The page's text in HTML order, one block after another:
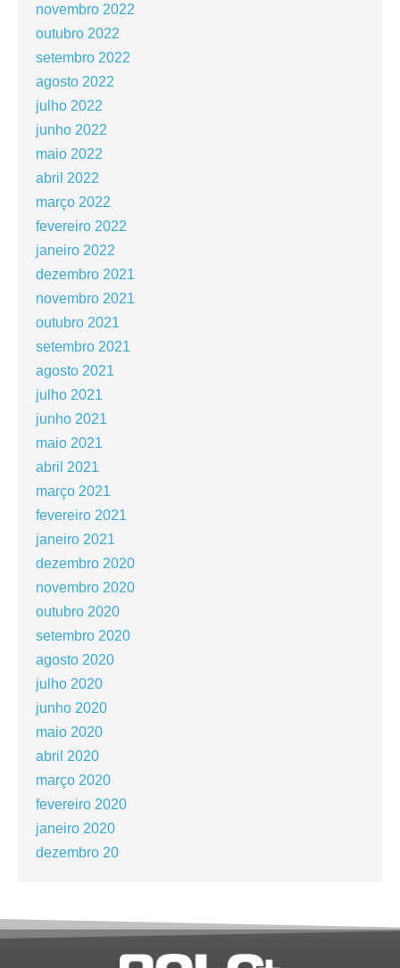
novembro 2022
outubro 2022
setembro 2022
agosto 2022
julho 2022
junho 2022
maio 2022
abril 2022
março 2022
fevereiro 2022
janeiro 2022
dezembro 2021
novembro 2021
outubro 2021
setembro 2021
agosto 2021
julho 2021
junho 2021
maio 2021
abril 2021
março 2021
fevereiro 2021
janeiro 2021
dezembro 2020
novembro 2020
outubro 2020
setembro 2020
agosto 2020
julho 2020
junho 2020
maio 2020
abril 2020
março 2020
fevereiro 2020
janeiro 2020
dezembro 20